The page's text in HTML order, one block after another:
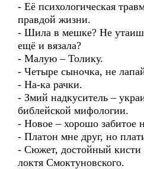
- Её психологическая
правдой жизни.
- Шила в мешке? Не
ещё и вязала?
- Малую – Толику.
- Четыре сыночка, не
- На-ка рачки.
- Змий надкуситель –
библейской мифологии.
- Новое – хорошо забитое
- Платон мне друг, но
- Сюжет, достойный кисти
локтя Смоктуновского.